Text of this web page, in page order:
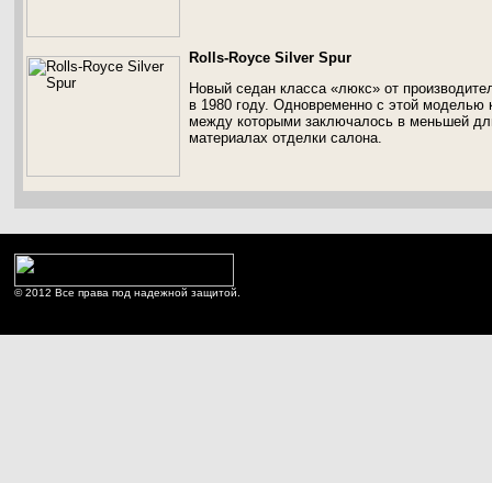
Rolls-Royce Silver Spur
Новый седан класса «люкс» от
в 1980 году. Одновременно с этой моделью
между которыми заключалось в меньшей
материалах отделки салона.
© 2012 Все права под надежной защитой.